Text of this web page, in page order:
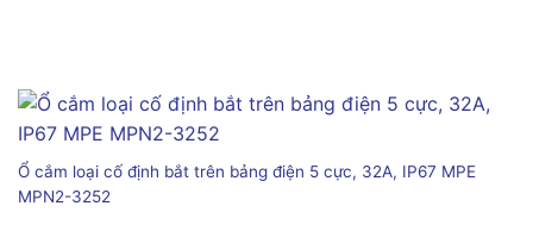
Ổ cắm loại cố định bắt trên bảng điện 5 cực, 32A, IP67 MPE
MPN2-3252